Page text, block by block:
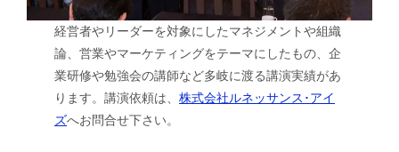
経営者やリーダーを対象にしたマネジメントや組織
論、営業やマーケティングをテーマにしたもの、企
業研修や勉強会の講師など多岐に渡る講演実績があ
ります。講演依頼は、株式会社ルネッサンス･アイ
ズへお問合せ下さい。